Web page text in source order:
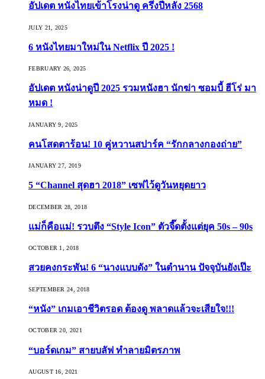
อัปเดต หนังไทยเข้าโรงน่าดู ครึ่งปีหลัง 2568
JULY 21, 2025
6 หนังไทยมาใหม่ใน Netflix ปี 2025 !
FEBRUARY 26, 2025
อัปเดต หนังน่าดูปี 2025 รวมหนังฮา นักฆ่า ซอมบี้ ฮีโร่ มา
หมด !
JANUARY 9, 2025
คนโสดตาร้อน! 10 คู่หวานสปาร์ค “รักกลางกองถ่าย”
JANUARY 27, 2019
5 “Channel สุดฮา 2018” เซฟไว้ดูวันหยุดยาว
DECEMBER 28, 2018
แม่ก็คือแม่! รวบตึง “Style Icon” ตัวจี๊ดตั้งแต่ยุค 50s – 90s
OCTOBER 1, 2018
สวยคงกระพัน! 6 “นางแบบดัง” ในตำนาน ปัจจุบันยังเป๊ะ
SEPTEMBER 24, 2018
“หนัง” เกมเอาชีวิตรอด ต้องดู พลาดแล้วจะเสียใจ!!!
OCTOBER 20, 2021
“บอร์ดเกม” สายบลัฟ ทำลายมิตรภาพ
AUGUST 16, 2021